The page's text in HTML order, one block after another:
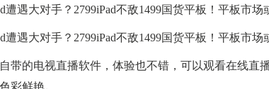
带的电视直播软件，体验也不错，可以观看在线直
彩鲜艳。